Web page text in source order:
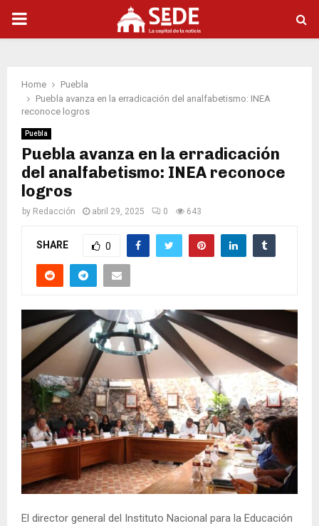
PRIMARY
Home
Puebla
Puebla avanza en la erradicación del analfabetismo: INEA
reconoce logros
Puebla
Puebla avanza en la erradicación
del analfabetismo: INEA reconoce
logros
by Redacción abril 29, 2025 0 643
SHARE 0
El director general del Instituto Nacional para la Educación